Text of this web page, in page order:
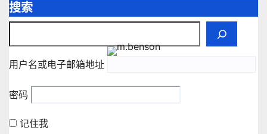
搜索
用户名或电子邮箱地址
密码
记住我